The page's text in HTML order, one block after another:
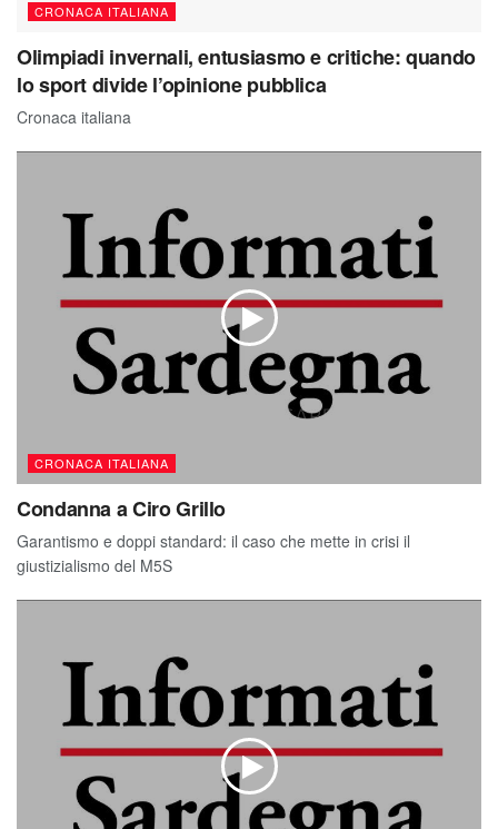
CRONACA ITALIANA
Olimpiadi invernali, entusiasmo e critiche: quando
lo sport divide l’opinione pubblica
Cronaca italiana
CRONACA ITALIANA
Condanna a Ciro Grillo
Garantismo e doppi standard: il caso che mette in crisi il
giustizialismo del M5S